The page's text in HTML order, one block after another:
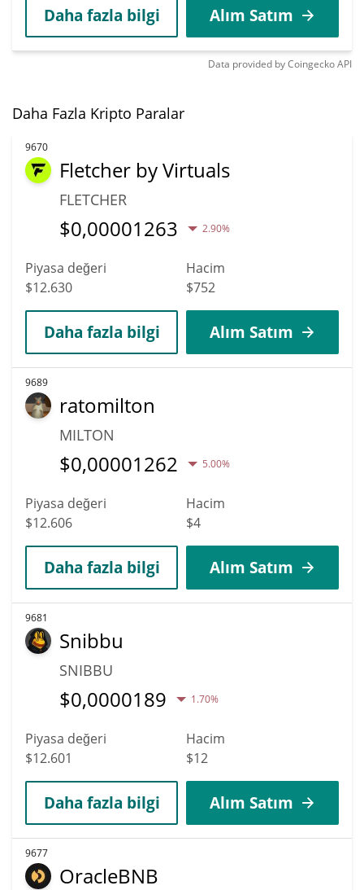
Daha fazla bilgi Alım Satım
Data provided byCoingeckoAPI
Daha Fazla Kripto Paralar
9670
Fletcher by Virtuals
FLETCHER
$0,00001263 2.90%
Piyasa değeri
$12.630
Hacim
$752
Daha fazla bilgi Alım Satım
9689
ratomilton
MILTON
$0,00001262 5.00%
Piyasa değeri
$12.606
Hacim
$4
Daha fazla bilgi Alım Satım
9681
Snibbu
SNIBBU
$0,0000189 1.70%
Piyasa değeri
$12.601
Hacim
$12
Daha fazla bilgi Alım Satım
9677
OracleBNB